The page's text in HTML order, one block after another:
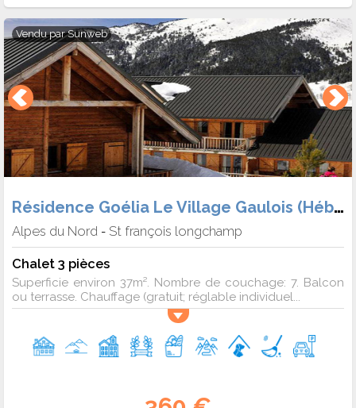
Vendu parSunweb
Résidence Goélia Le Village Gaulois (Hébergement + Forf. + Matériel)
Alpes du Nord - St françois longchamp
Chalet 3 pièces
Superficie environ 37m². Nombre de couchage: 7. Balcon
ou terrasse. Chauffage (gratuit; réglable individuel...